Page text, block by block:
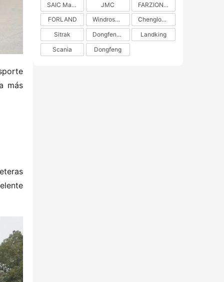
más
SAIC Maxus
JMC
FARZION AUTO
FORLAND
Windrose Technology
Chenglong H5
Sitrak
DongfengLiuzhou Motor
Landking
Scania
Dongfeng